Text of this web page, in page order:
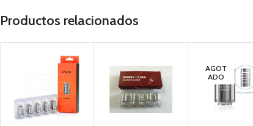
Productos relacionados
AGOT
ADO